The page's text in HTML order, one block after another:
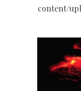
content/